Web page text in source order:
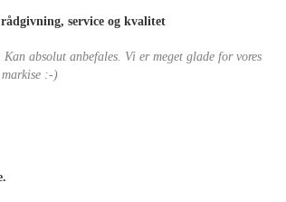
service og kvalitet
absolut anbefales. Vi er meget glade for vores
markise :-)